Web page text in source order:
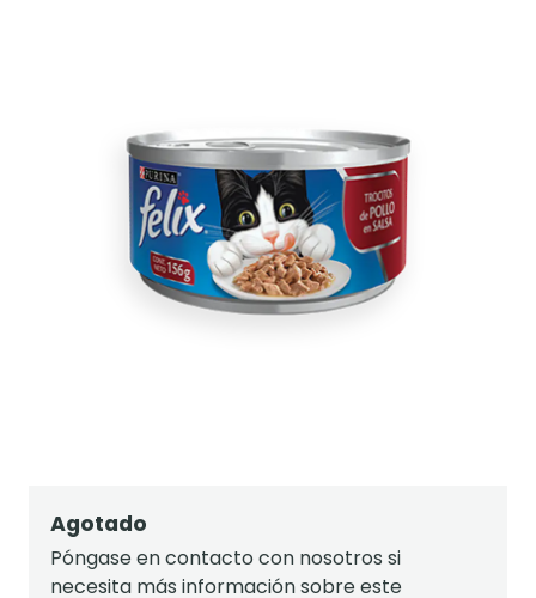
Agotado
Póngase en contacto con nosotros si
necesita más información sobre este